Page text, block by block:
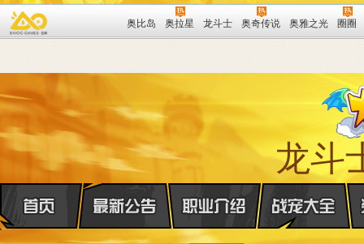
奥比岛 奥拉星 龙斗士 奥奇传说 奥雅之光 圈圈
龙斗